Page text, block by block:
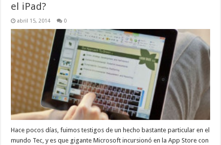
el iPad?
abril 15, 2014 0
Hace pocos días, fuimos testigos de un hecho bastante particular en el
mundo Tec, y es que gigante Microsoft incursionó en la App Store con